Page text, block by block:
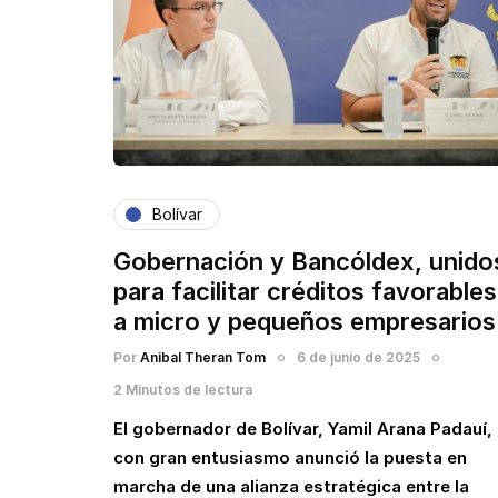
Bolívar
Gobernación y Bancóldex,
para facilitar créditos favorables
a micro y pequeños empresarios
Por Anibal Theran Tom
6 de junio de 2025
2 Minutos de lectura
El gobernador de Bolívar, Yamil Arana Padauí,
con gran entusiasmo anunció la puesta en
marcha de una alianza estratégica entre la